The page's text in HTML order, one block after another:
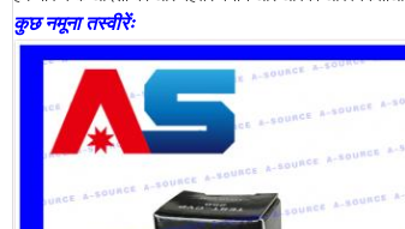
कुछ नमूना तस्वीरेंः